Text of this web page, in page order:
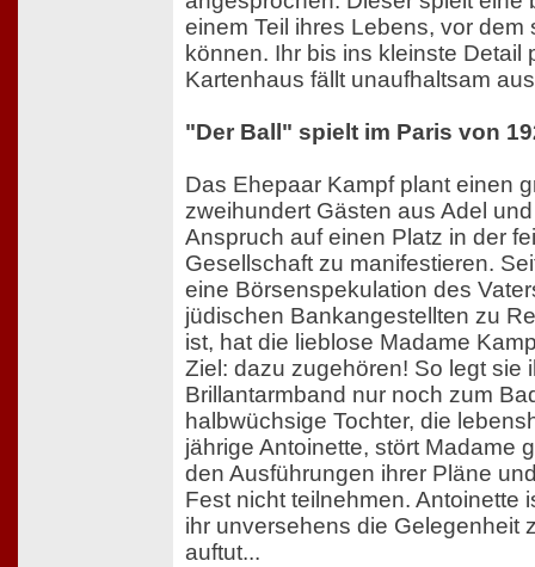
einem Teil ihres Lebens, vor dem
können. Ihr bis ins kleinste Detail
Kartenhaus fällt unaufhaltsam
"Der Ball" spielt im Paris von
Das Ehepaar Kampf plant einen
zweihundert Gästen aus Adel
Anspruch auf einen Platz in der
Gesellschaft zu manifestieren.
eine Börsenspekulation des
jüdischen Bankangestellten zu
ist, hat die lieblose Madame
Ziel: dazu zugehören! So legt sie
Brillantarmband nur noch zum
halbwüchsige Tochter, die
jährige Antoinette, stört Madame
den Ausführungen ihrer Pläne
Fest nicht teilnehmen. Antoinette
ihr unversehens die Gelegenheit
auftut...